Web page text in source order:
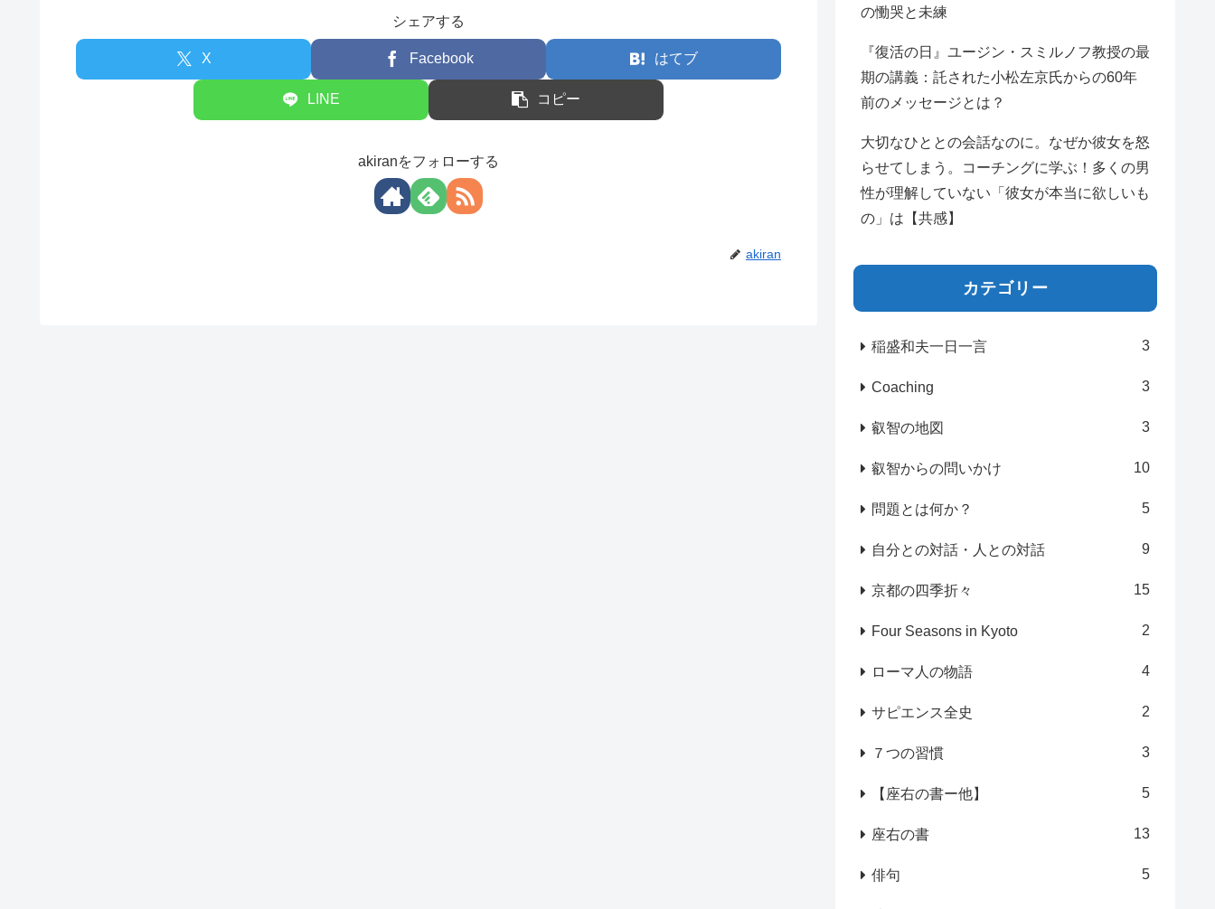
シェアする
X Facebook はてブ
LINE コピー
akiranをフォローする
akiran
の慟哭と未練
『復活の日』ユージン・スミルノフ教授の最
期の講義：託された小松左京氏からの60年
前のメッセージとは？
大切なひととの会話なのに。なぜか彼女を怒
らせてしまう。コーチングに学ぶ！多くの男
性が理解していない「彼女が本当に欲しいも
の」は【共感】
カテゴリー
稲盛和夫一日一言 3
Coaching 3
叡智の地図 3
叡智からの問いかけ 10
問題とは何か？ 5
自分との対話・人との対話 9
京都の四季折々 15
Four Seasons in Kyoto 2
ローマ人の物語 4
サピエンス全史 2
７つの習慣 3
【座右の書ー他】 5
座右の書 13
俳句 5